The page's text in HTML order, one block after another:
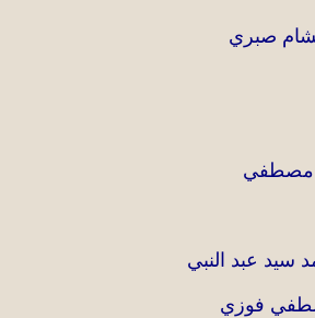
صبري
مصطفي
سيد عبد النبي
فوزي